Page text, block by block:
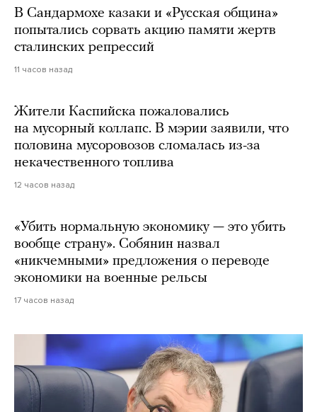
В Сандармохе казаки и «Русская община»
попытались сорвать акцию памяти жертв
сталинских репрессий
11 часов назад
Жители Каспийска пожаловались
на мусорный коллапс. В мэрии заявили, что
половина мусоровозов сломалась из-за
некачественного топлива
12 часов назад
«Убить нормальную экономику — это убить
вообще страну». Собянин назвал
«никчемными» предложения о переводе
экономики на военные рельсы
17 часов назад